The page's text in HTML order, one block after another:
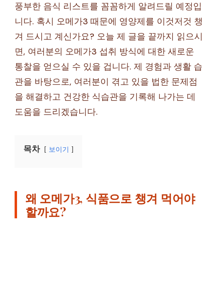
풍부한 음식 리스트를 꼼꼼하게 알려드릴 예정입
니다. 혹시 오메가3 때문에 영양제를 이것저것 챙
겨 드시고 계신가요? 오늘 제 글을 끝까지 읽으시
면, 여러분의 오메가3 섭취 방식에 대한 새로운
통찰을 얻으실 수 있을 겁니다. 제 경험과 생활 습
관을 바탕으로, 여러분이 겪고 있을 법한 문제점
을 해결하고 건강한 식습관을 기록해 나가는 데
도움을 드리겠습니다.
목차 보이기
왜 오메가3, 식품으로 챙겨 먹어야
할까요?